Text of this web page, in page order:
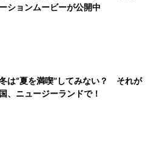
ションムービーが公開中
は“夏を満喫”してみない？ それが
、ニュージーランドで！